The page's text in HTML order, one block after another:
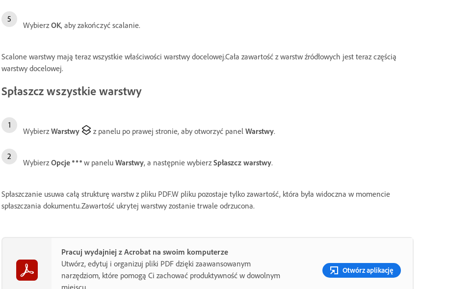
Wybierz OK, aby zakończyć scalanie.
Scalone warstwy mają teraz wszystkie właściwości warstwy docelowej.Cała zawartość z warstw źródłowych jest teraz częścią
warstwy docelowej.
Spłaszcz wszystkie warstwy
Wybierz Warstwy z panelu po prawej stronie, aby otworzyć panel Warstwy.
Wybierz Opcje w panelu Warstwy, a następnie wybierz Spłaszcz warstwy.
Spłaszczanie usuwa całą strukturę warstw z pliku PDF.W pliku pozostaje tylko zawartość, która była widoczna w momencie
spłaszczania dokumentu.Zawartość ukrytej warstwy zostanie trwale odrzucona.
Pracuj wydajniej z Acrobat na swoim komputerze
Utwórz, edytuj i organizuj pliki PDF dzięki zaawansowanym
narzędziom, które pomogą Ci zachować produktywność w dowolnym
miejscu.
Otwórz aplikację